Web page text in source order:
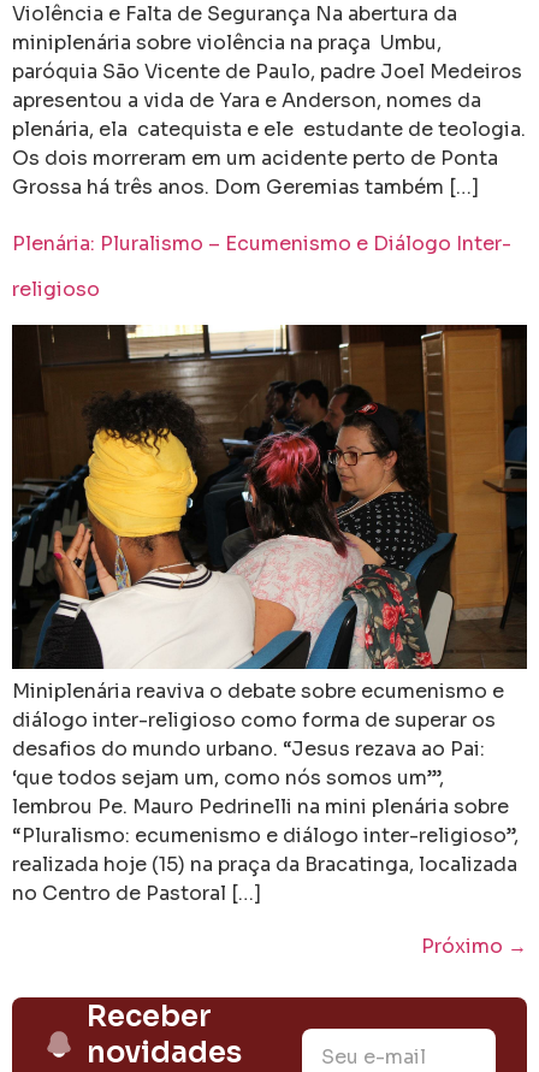
Violência e Falta de Segurança Na abertura da
miniplenária sobre violência na praça Umbu,
paróquia São Vicente de Paulo, padre Joel Medeiros
apresentou a vida de Yara e Anderson, nomes da
plenária, ela catequista e ele estudante de teologia.
Os dois morreram em um acidente perto de Ponta
Grossa há três anos. Dom Geremias também […]
Plenária: Pluralismo – Ecumenismo e Diálogo Inter-
religioso
Miniplenária reaviva o debate sobre ecumenismo e
diálogo inter-religioso como forma de superar os
desafios do mundo urbano. “Jesus rezava ao Pai:
‘que todos sejam um, como nós somos um’”,
lembrou Pe. Mauro Pedrinelli na mini plenária sobre
“Pluralismo: ecumenismo e diálogo inter-religioso”,
realizada hoje (15) na praça da Bracatinga, localizada
no Centro de Pastoral […]
Próximo →
Receber
novidades